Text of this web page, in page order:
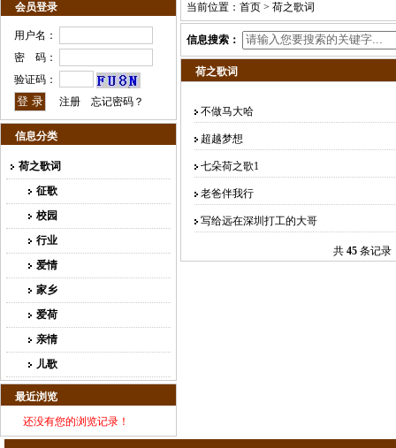
会员登录
用户名：
密 码：
验证码：
注册
忘记密码？
信息分类
荷之歌词
征歌
校园
行业
爱情
家乡
爱荷
亲情
儿歌
最近浏览
还没有您的浏览记录！
当前位置： 首页 > 荷之歌词
信息搜索：
荷之歌词
不做马大哈
超越梦想
七朵荷之歌1
老爸伴我行
写给远在深圳打工的大哥
共 45 条记录